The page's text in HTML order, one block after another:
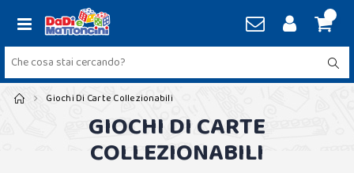
Giochi Di Carte Collezionabili
GIOCHI DI CARTE
COLLEZIONABILI